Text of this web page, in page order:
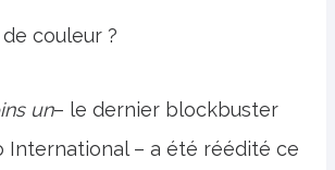
couleur ?
un– le dernier blockbuster
International – a été réédité ce